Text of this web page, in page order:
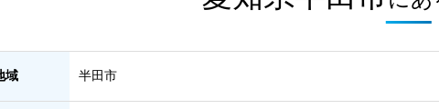
域 半田市